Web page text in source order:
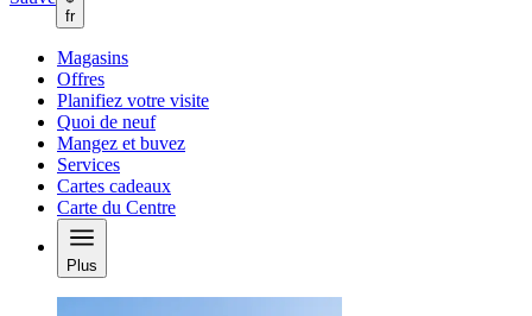
fr
Magasins
Offres
Planifiez votre visite
Quoi de neuf
Mangez et buvez
Services
Cartes cadeaux
Carte du Centre
Plus